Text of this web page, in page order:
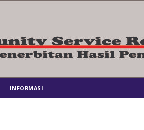
INFORMASI